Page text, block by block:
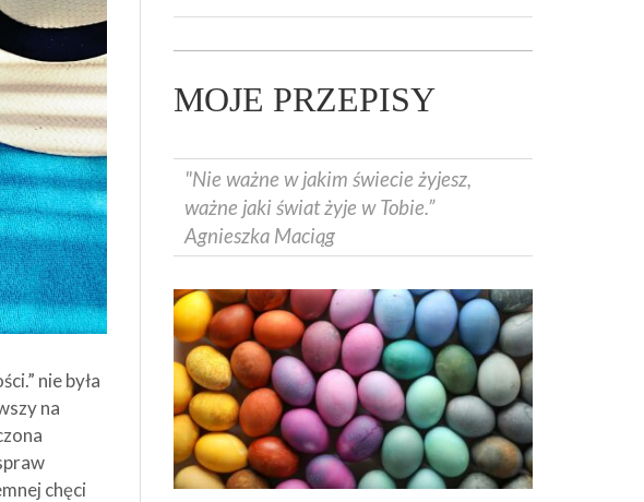
nie była
na
chęci
MOJE PRZEPISY
"Nie ważne w jakim świecie żyjesz,
ważne jaki świat żyje w Tobie.”
Agnieszka Maciąg